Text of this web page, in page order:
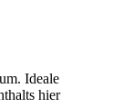
Ideale
hier